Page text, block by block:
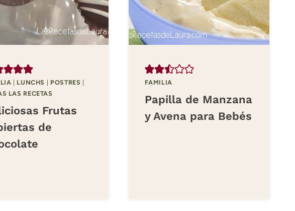
LUNCHS POSTRES
LAS RECETAS
Frutas
de
FAMILIA
Papilla de Manzana
y Avena para Bebés